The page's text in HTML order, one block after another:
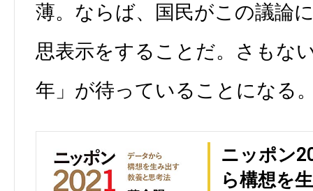
薄。ならば、国民がこの議論
思表示をすることだ。さもな
年」が待っていることになる
ニッポン
ら構想を